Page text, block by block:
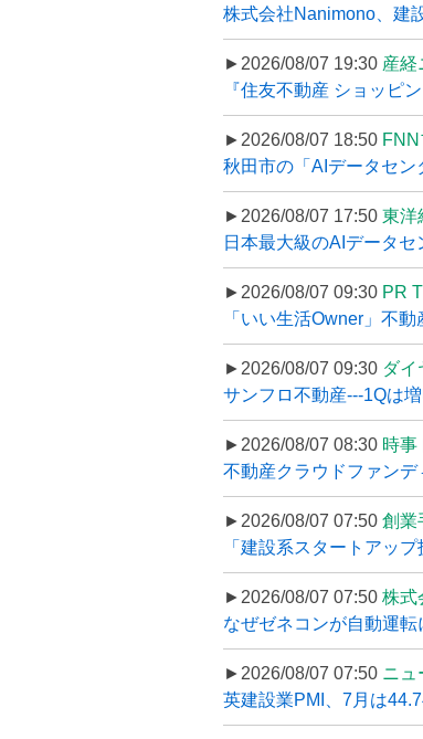
株式会社Nanimono、建
►2026/08/07 19:30 産経
『住友不動産 ショッピ
►2026/08/07 18:50
秋田市の「AIデータセン
►2026/08/07 17:50 東洋
日本最大級のAIデータ
►2026/08/07 09:30 PR
「いい生活Owner」不
►2026/08/07 09:30 ダイ
サンフロ不動産---1Qは
►2026/08/07 08:30 時事
不動産クラウドファン
►2026/08/07 07:50 創業
「建設系スタートアッ
►2026/08/07 07:50 株式
なぜゼネコンが自動運
►2026/08/07 07:50 ニュ
英建設業PMI、7月は